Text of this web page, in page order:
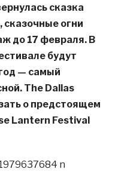
сказка
сказочные огни
до 17 февраля. В
будут
— самый
The Dallas
о предстоящем
Lantern Festival